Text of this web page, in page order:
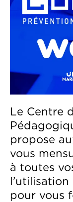
Contenu
Le Centre
propose
vous
à toutes
pour vous